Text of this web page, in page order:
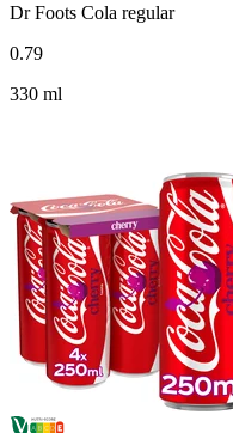
Dr Foots Cola regular
0.79
330 ml